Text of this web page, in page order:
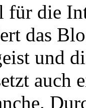
für die
das
und
auch